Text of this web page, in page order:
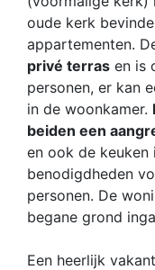
oude kerk
appartementen.
privé terras en is
personen, er kan
in de woonkamer.
beiden een
en ook de
benodigdheden
personen. De
begane grond
Een heerlijk